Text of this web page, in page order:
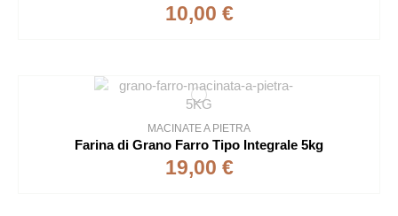
10,00 €
MACINATE A PIETRA
Farina di Grano Farro Tipo Integrale 5kg
19,00 €